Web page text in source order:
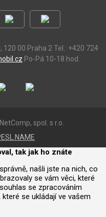
120 00 Praha 2 Tel.: +420 724
Po-Pá 10-18 hod.
spol. s r.o.
tak jak ho znáte
našli jste na nich, co
se vám věci, které
se zpracováním
se ukládají ve vašem